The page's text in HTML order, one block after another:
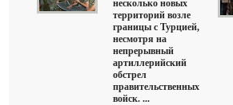
несколько новых
территорий возле
границы с Турцией,
несмотря на
непрерывный
артиллерийский
обстрел
правительственных
войск. ...